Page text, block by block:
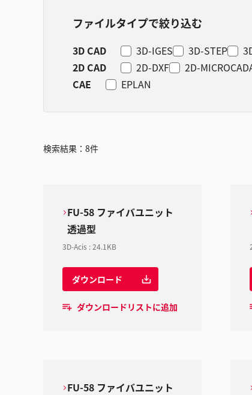
ファイルタイプで絞り込む
3D CAD 3D-IGES 3D-STEP
2D CAD
2D-DXF
2D-
CAE
EPLAN
検索結果： 8件
FU-58 ファイバユニット
透過型
3D-Acis :24.1KB
ダウンロード
ダウンロードリストに追加
FU-58 ファイバユニット